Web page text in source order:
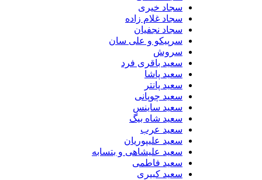
سجاد خیری
سجاد غلام زاده
سجاد نجفیان
سرپیکو و علی سان
سروش
سعید باقری فرد
سعید پاشا
سعید پانتر
سعید چوپانی
سعید ساینس
سعید شاه بیگ
سعید عرب
سعید علیپوریان
سعید علیشاهی و بتسابه
سعید فاطمی
سعید کبیری